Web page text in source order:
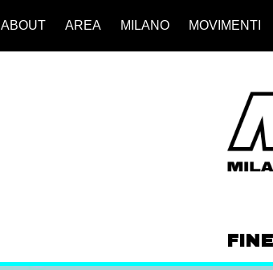
ABOUT AREA MILANO MOVIMENTI